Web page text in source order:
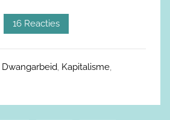
16 Reacties
Dwangarbeid, Kapitalisme,